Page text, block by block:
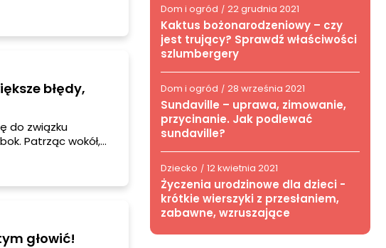
błędy,
do związku
Patrząc wokół,
głowić!
Dom i ogród / 22 grudnia 2021
Kaktus bożonarodzeniowy – czy
jest trujący? Sprawdź właściwości
szlumbergery
Dom i ogród / 28 września 2021
Sundaville – uprawa, zimowanie,
przycinanie. Jak podlewać
sundaville?
Dziecko / 12 kwietnia 2021
Życzenia urodzinowe dla dzieci -
krótkie wierszyki z przesłaniem,
zabawne, wzruszające